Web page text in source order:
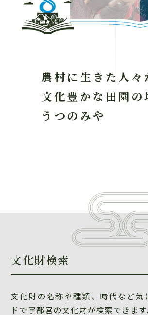
農村に生きた人々
文化豊かな田園の
うつのみや
文化財検索
文化財の名称や種類、時代など気
ドで宇都宮の文化財が検索できます